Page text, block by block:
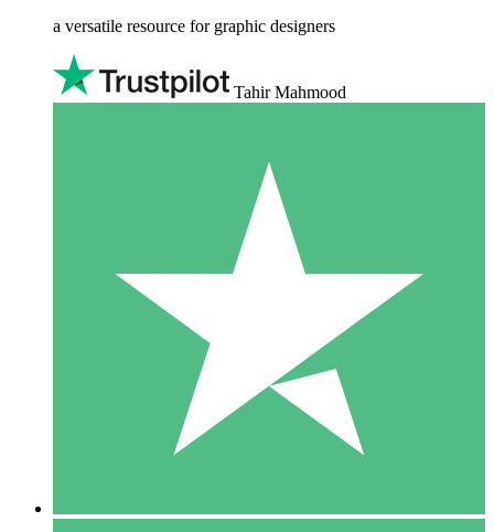
a versatile resource for graphic designers
Tahir Mahmood